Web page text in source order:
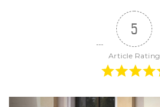
5
Article Rating